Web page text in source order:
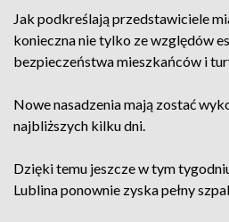
Jak podkreślają przedstawiciele
konieczna nie tylko ze względów
bezpieczeństwa mieszkańców i
Nowe nasadzenia mają zostać
najbliższych kilku dni.
Dzięki temu jeszcze w tym
Lublina ponownie zyska pełny